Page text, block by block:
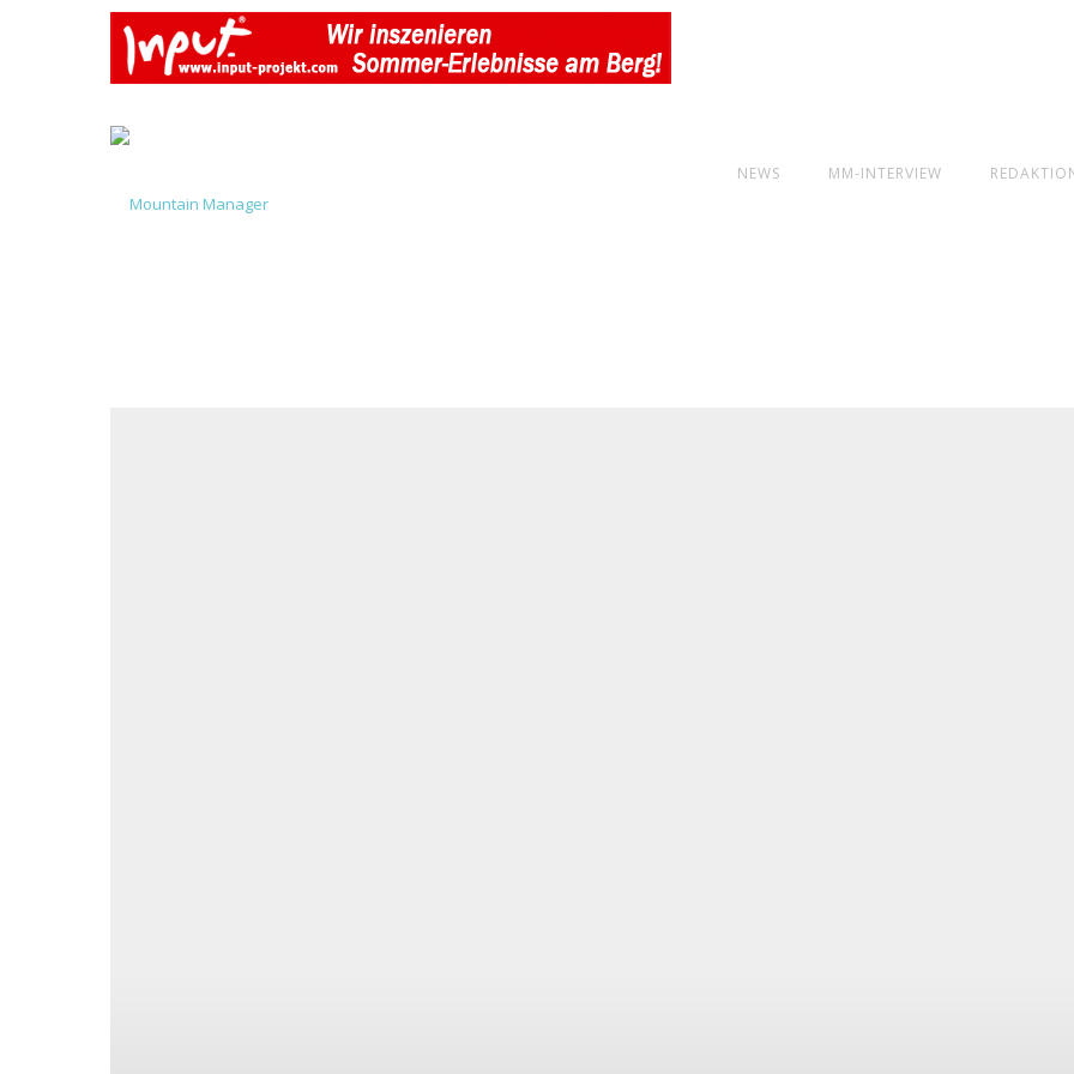
NEWS MM-INTERVIEW